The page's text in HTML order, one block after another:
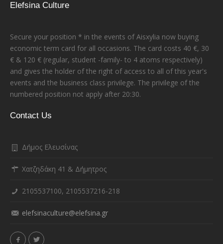
Elefsina Culture
Secure your position * in the events of Aisxylia now buying
economic term card for all occasions. The card costs 40 €, 30
€ & 120 € (regular, student -family- to 4 atoms respectively)
and gives the holder of the right of access to all of this year's
events and the business class privilege. The privilege of the
numbered position not apply after 20:30.
Contact Us
Δήμος Ελευσίνας
Χατζηδάκη 41 & Δήμητρος
2105537100, 2105537216-218
elefsinaculture@elefsina.gr